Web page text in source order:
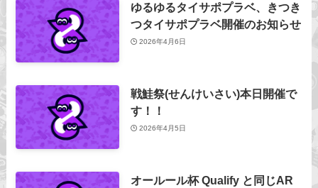
ゆるゆるタイサポプラベ、きつき
つタイサポプラベ開催のお知らせ
2026年4月6日
戦鮭祭(せんけいさい)本日開催で
す！！
2026年4月5日
オールール杯 Qualify と同じAR